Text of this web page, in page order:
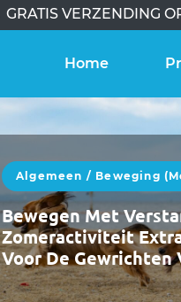
GRATIS VERZENDING
Home
Algemeen / Beweging
Bewegen Met
Zomeractiviteit
Voor De Gewrichten
De zomer staat voor de